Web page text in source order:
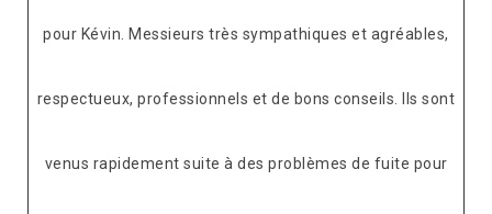
pour Kévin. Messieurs très sympathiques et agréables,
respectueux, professionnels et de bons conseils. Ils sont
venus rapidement suite à des problèmes de fuite pour